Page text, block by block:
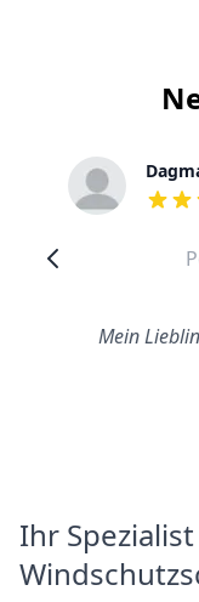
out
Mein
Ihr